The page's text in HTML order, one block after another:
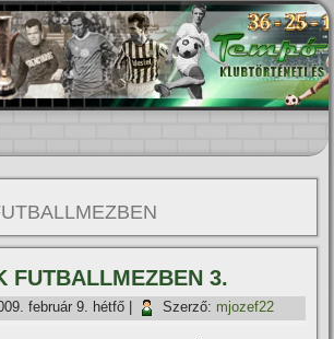
FUTBALLMEZBEN 3.
február 9. hétfő Szerző: mjozef22